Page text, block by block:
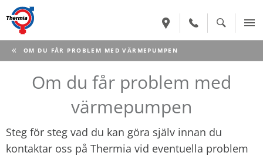
CURRENT:
OM DU FÅR PROBLEM MED VÄRMEPUMPEN
Om du får problem med
värmepumpen
Steg för steg vad du kan göra själv innan du
kontaktar oss på Thermia vid eventuella problem